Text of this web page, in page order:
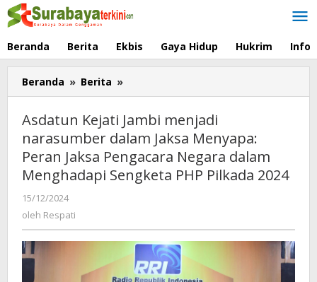
Lewati
ke
Beranda Berita Ekbis Gaya Hidup Hukrim Info
Beranda » Berita »
Kejati
Jambi
menjadi
narasumber
dalam
Jaksa
Menyapa:
Pengacara
Negara
dalam
Menghadapi
Asdatun Kejati Jambi menjadi
narasumber dalam Jaksa Menyapa:
Peran Jaksa Pengacara Negara dalam
Menghadapi Sengketa PHP Pilkada 2024
15/12/2024
oleh Respati